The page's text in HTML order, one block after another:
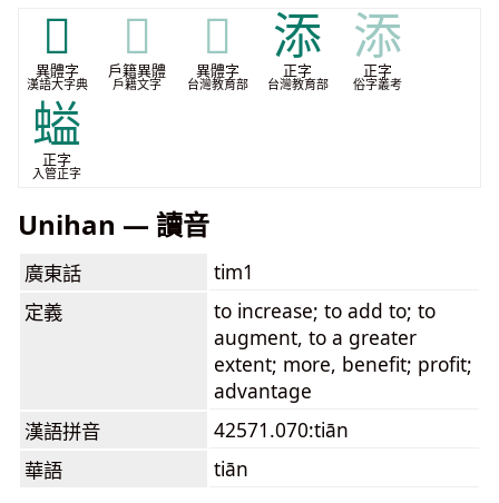
𣍙
異體字
漢語大字典
𣍙
戶籍異體
戶籍文字
𣍙
異體字
台灣教育部
添
正字
台灣教育部
添
正字
俗字叢考
螠
正字
入管正字
Unihan — 讀音
廣東話
tim1
定義
to increase; to add to; to
augment, to a greater
extent; more, benefit; profit;
advantage
漢語拼音
42571.070:tiān
華語
tiān